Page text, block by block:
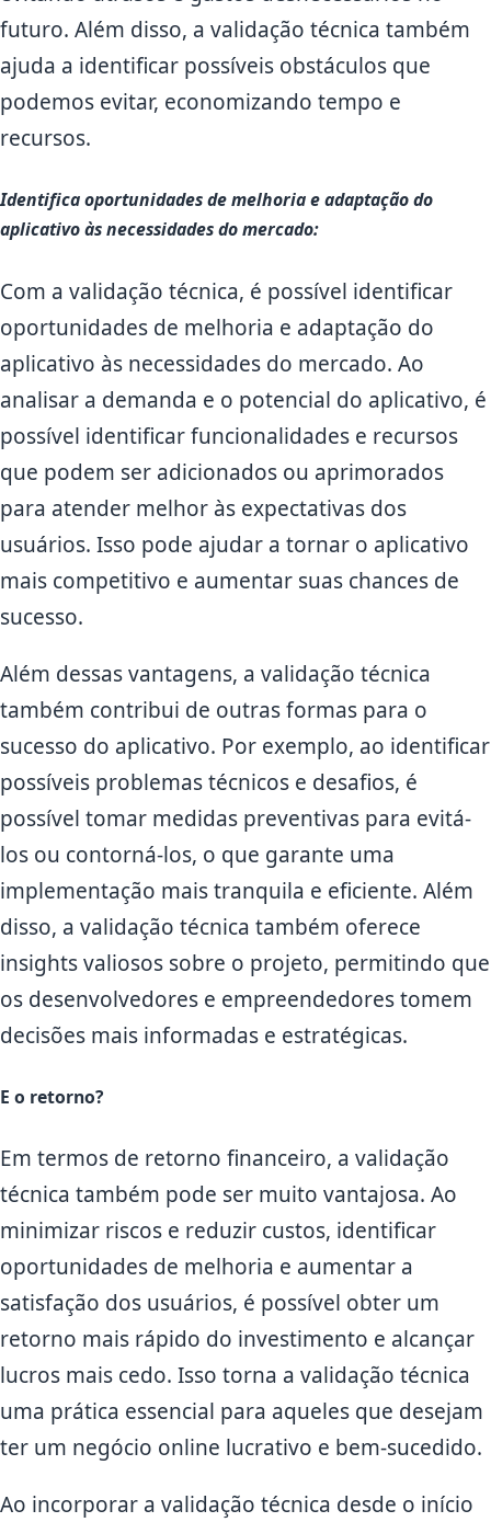
futuro. Além disso, a validação técnica também
ajuda a identificar possíveis obstáculos que
podemos evitar, economizando tempo e
recursos.
Identifica oportunidades de melhoria e adaptação do
aplicativo às necessidades do mercado:
Com a validação técnica, é possível identificar
oportunidades de melhoria e adaptação do
aplicativo às necessidades do mercado. Ao
analisar a demanda e o potencial do aplicativo, é
possível identificar funcionalidades e recursos
que podem ser adicionados ou aprimorados
para atender melhor às expectativas dos
usuários. Isso pode ajudar a tornar o aplicativo
mais competitivo e aumentar suas chances de
sucesso.
Além dessas vantagens, a validação técnica
também contribui de outras formas para o
sucesso do aplicativo. Por exemplo, ao identificar
possíveis problemas técnicos e desafios, é
possível tomar medidas preventivas para evitá-
los ou contorná-los, o que garante uma
implementação mais tranquila e eficiente. Além
disso, a validação técnica também oferece
insights valiosos sobre o projeto, permitindo que
os desenvolvedores e empreendedores tomem
decisões mais informadas e estratégicas.
E o retorno?
Em termos de retorno financeiro, a validação
técnica também pode ser muito vantajosa. Ao
minimizar riscos e reduzir custos, identificar
oportunidades de melhoria e aumentar a
satisfação dos usuários, é possível obter um
retorno mais rápido do investimento e alcançar
lucros mais cedo. Isso torna a validação técnica
uma prática essencial para aqueles que desejam
ter um negócio online lucrativo e bem-sucedido.
Ao incorporar a validação técnica desde o início